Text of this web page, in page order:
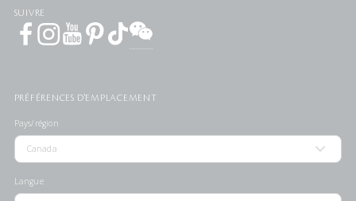
SUIVRE
PRÉFÉRENCES D'EMPLACEMENT
Pays/région
Langue